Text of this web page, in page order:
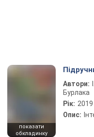
показати
обкладинку
Автори:
Бурлака
Рік: 2019
Опис: